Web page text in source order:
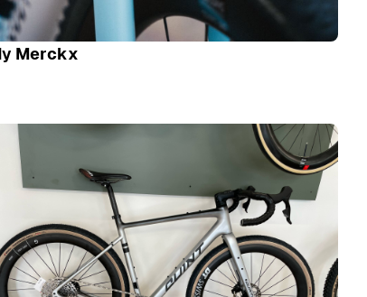
Merckx